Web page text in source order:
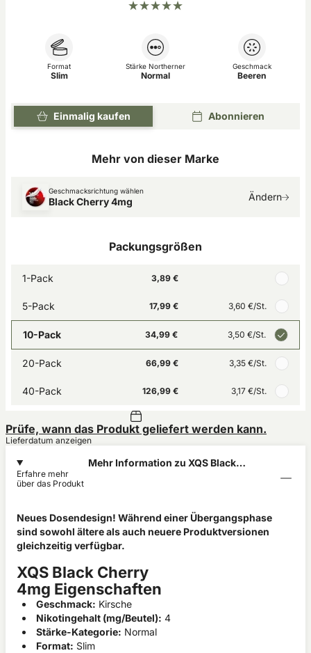
Einmalig kaufen Abonnieren
Format
Slim
Stärke Northerner
Normal
Geschmack
Beeren
Mehr von dieser Marke
Geschmacksrichtung wählen
Black Cherry 4mg Ändern
Packungsgrößen
1-Pack 3,89 €
5-Pack 17,99 € 3,60 €/St.
10-Pack 34,99 € 3,50 €/St.
20-Pack 66,99 € 3,35 €/St.
40-Pack 126,99 € 3,17 €/St.
Prüfe, wann das Produkt geliefert werden kann.
Lieferdatum anzeigen
Mehr Information zu XQS Black
Erfahre mehr
über das Produkt
Neues Dosendesign! Während einer Übergangsphase
sind sowohl ältere als auch neuere Produktversionen
gleichzeitig verfügbar.
XQS Black Cherry
4mg Eigenschaften
Geschmack: Kirsche
Nikotingehalt (mg/Beutel): 4
Stärke-Kategorie: Normal
Format: Slim